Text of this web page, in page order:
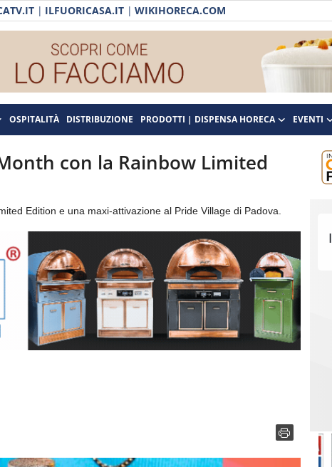
| ILFUORICASA.IT | WIKIHORECA.COM
OSPITALITÀ DISTRIBUZIONE PRODOTTI | DISPENSA HORECA EVENTI
con la Rainbow Limited
Edition e una maxi-attivazione al Pride Village di Padova.